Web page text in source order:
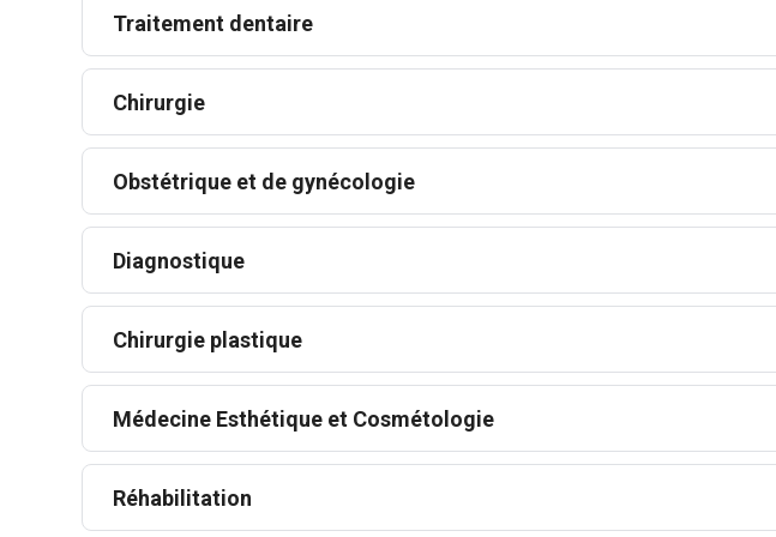
Traitement dentaire
Chirurgie
Obstétrique et de gynécologie
Diagnostique
Chirurgie plastique
Médecine Esthétique et Cosmétologie
Réhabilitation